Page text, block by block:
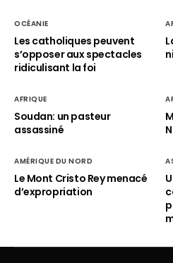
OCÉANIE
Les catholiques peuvent
s’opposer aux spectacles
ridiculisant la foi
AFRIQUE
Soudan: un pasteur
assassiné
AMÉRIQUE DU NORD
Le Mont Cristo Rey menacé
d’expropriation